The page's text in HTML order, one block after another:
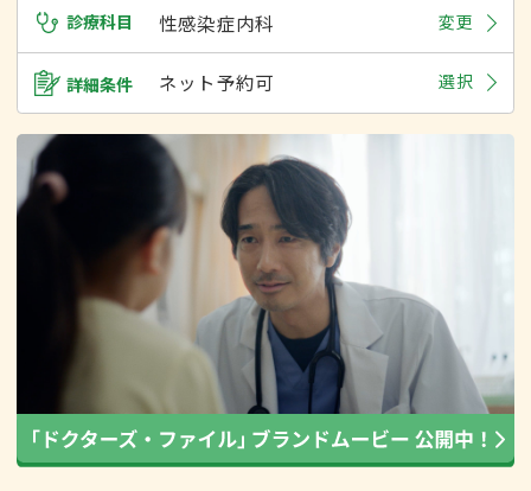
診療科目 性感染症内科 変更
詳細条件 ネット予約可 選択